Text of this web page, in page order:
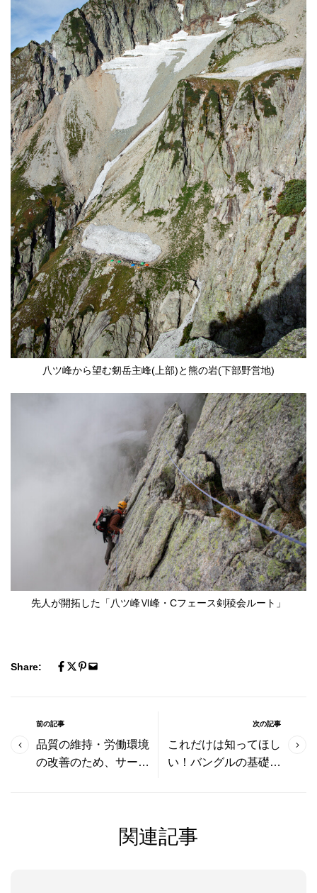
八ツ峰から望む剱岳主峰(上部)と熊の岩(下部野営地)
先人が開拓した「八ツ峰Ⅵ峰・Cフェース剣稜会ルート」
Share:
前の記事
​品質の維持・労働環境
の改善のため、サービ
次の記事
これだけは知ってほし
い！バングルの基礎知
関連記事